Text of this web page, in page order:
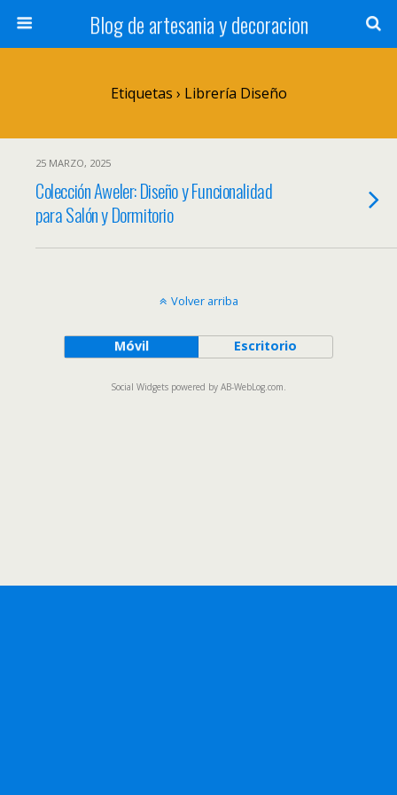
Blog de artesania y decoracion
Etiquetas › Librería Diseño
25 MARZO, 2025
Colección Aweler: Diseño y Funcionalidad
para Salón y Dormitorio
Volver arriba
Móvil Escritorio
Social Widgets powered by AB-WebLog.com.